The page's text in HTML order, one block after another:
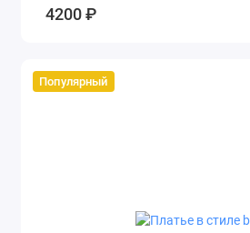
4200 ₽
Популярный